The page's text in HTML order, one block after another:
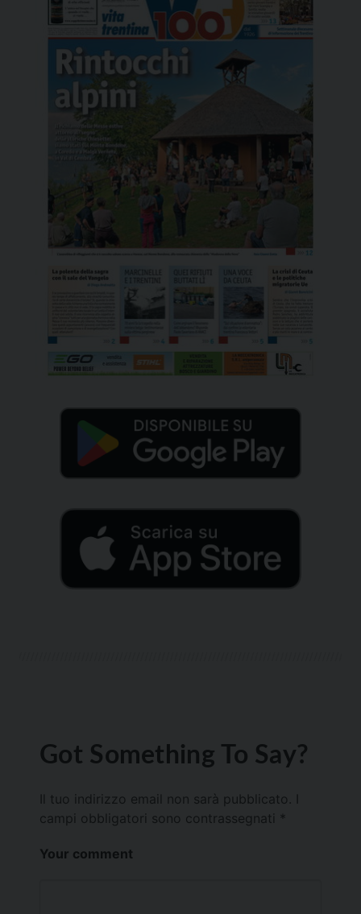
Got Something To Say?
Il tuo indirizzo email non sarà pubblicato.
campi obbligatori sono contrassegnati *
Your comment